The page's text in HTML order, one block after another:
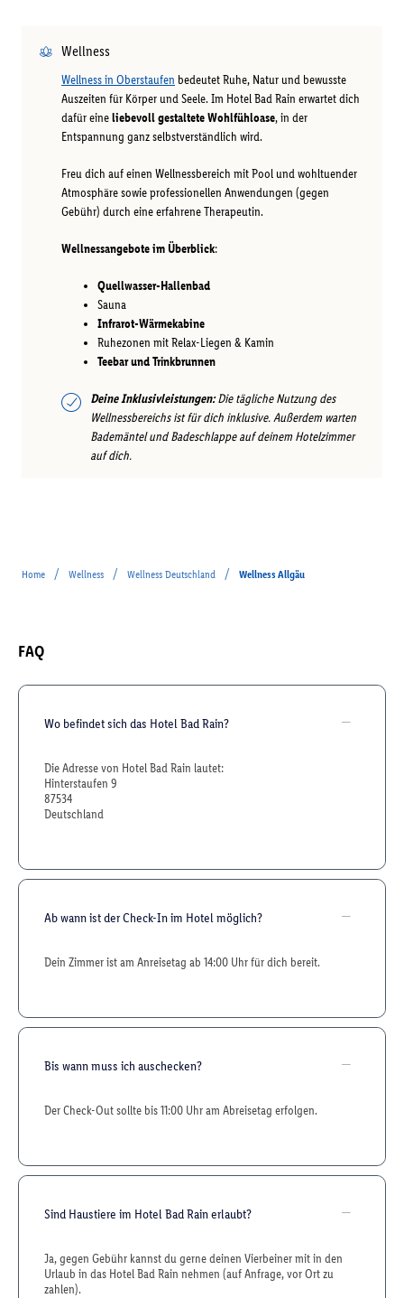
Wellness
Wellness in Oberstaufen bedeutet Ruhe, Natur und bewusste
Auszeiten für Körper und Seele. Im Hotel Bad Rain erwartet dich
dafür eineliebevoll gestaltete Wohlfühloase, in der
Entspannung ganz selbstverständlich wird.
Freu dich auf einen Wellnessbereich mit Pool und wohltuender
Atmosphäre sowie professionellen Anwendungen (gegen
Gebühr) durch eine erfahrene Therapeutin.
Wellnessangebote im Überblick:
Quellwasser-Hallenbad
Sauna
Infrarot-Wärmekabine
Ruhezonen mit Relax-Liegen & Kamin
Teebar und Trinkbrunnen
Deine Inklusivleistungen:Die tägliche Nutzung des
Wellnessbereichs ist für dich inklusive. Außerdem warten
Bademäntel und Badeschlappe auf deinem Hotelzimmer
auf dich.
Home / Wellness / Wellness Deutschland / Wellness Allgäu
FAQ
Wo befindet sich das Hotel Bad Rain?
Die Adresse von Hotel Bad Rain lautet:
Hinterstaufen 9
87534
Deutschland
Ab wann ist der Check-In im Hotel möglich?
Dein Zimmer ist am Anreisetag ab 14:00 Uhr für dich bereit.
Bis wann muss ich auschecken?
Der Check-Out sollte bis 11:00 Uhr am Abreisetag erfolgen.
Sind Haustiere im Hotel Bad Rain erlaubt?
Ja, gegen Gebühr kannst du gerne deinen Vierbeiner mit in den
Urlaub in das Hotel Bad Rain nehmen (auf Anfrage, vor Ort zu
zahlen).